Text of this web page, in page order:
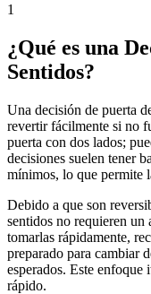
1
¿Qué es una
Sentidos?
Una decisión de puerta
revertir fácilmente si no
puerta con dos lados;
decisiones suelen tener
mínimos, lo que permite
Debido a que son
sentidos no requieren un
tomarlas rápidamente,
preparado para cambiar
esperados. Este
rápido.